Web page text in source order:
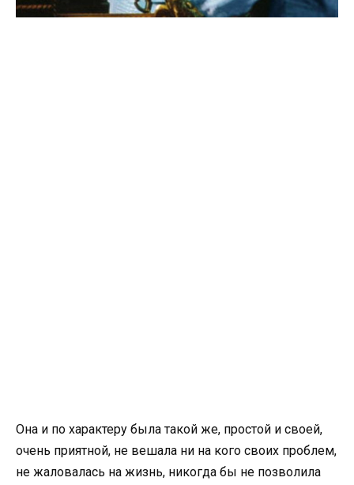
Она и по характеру была такой же, простой и своей,
очень приятной, не вешала ни на кого своих проблем,
не жаловалась на жизнь, никогда бы не позволила